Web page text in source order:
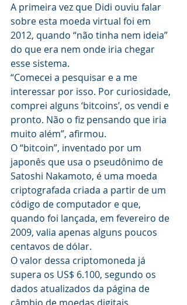
A primeira vez que Didi ouviu falar
sobre esta moeda virtual foi em
2012, quando “não tinha nem ideia”
do que era nem onde iria chegar
esse sistema.
“Comecei a pesquisar e a me
interessar por isso. Por curiosidade,
comprei alguns ‘bitcoins’, os vendi e
pronto. Não o fiz pensando que iria
muito além”, afirmou.
O “bitcoin”, inventado por um
japonês que usa o pseudônimo de
Satoshi Nakamoto, é uma moeda
criptografada criada a partir de um
código de computador e que,
quando foi lançada, em fevereiro de
2009, valia apenas alguns poucos
centavos de dólar.
O valor dessa criptomoneda já
supera os US$ 6.100, segundo os
dados atualizados da página de